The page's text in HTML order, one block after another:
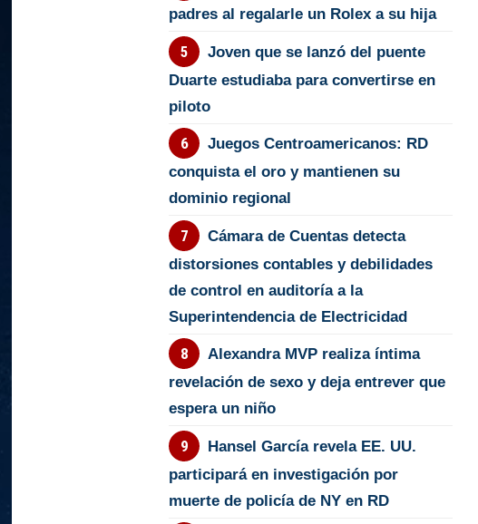
padres al regalarle un Rolex a su hija
Joven que se lanzó del puente
Duarte estudiaba para convertirse en
piloto
Juegos Centroamericanos: RD
conquista el oro y mantienen su
dominio regional
Cámara de Cuentas detecta
distorsiones contables y debilidades
de control en auditoría a la
Superintendencia de Electricidad
Alexandra MVP realiza íntima
revelación de sexo y deja entrever que
espera un niño
Hansel García revela EE. UU.
participará en investigación por
muerte de policía de NY en RD